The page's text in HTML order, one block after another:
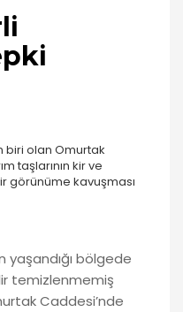
biri olan Omurtak
taşlarının kir ve
görünüme kavuşması
yaşandığı bölgede
temizlenmemiş
Caddesi’nde